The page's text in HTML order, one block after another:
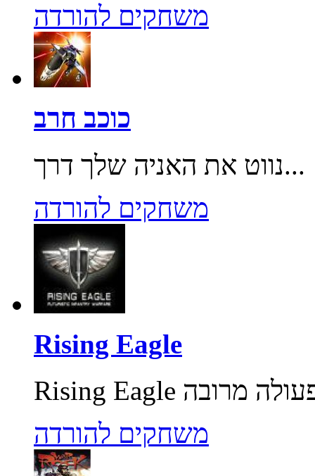
משחקים להורדה
כוכב חרב
נווט את האניה שלך דרך...
משחקים להורדה
Rising Eagle
משחקים להורדה